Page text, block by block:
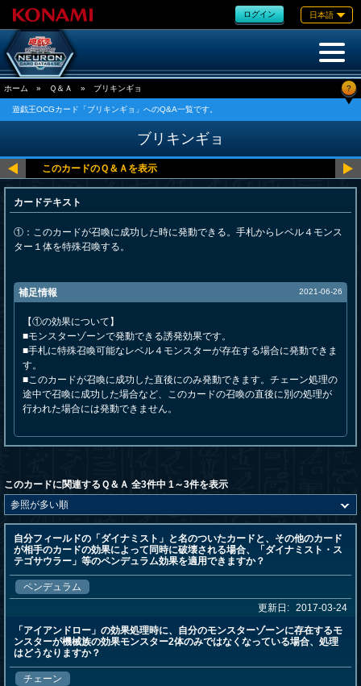
ログイン 日本語
ホーム » Ｑ＆Ａ » ブリキンギョ ?
遊戯王OCGカード「ブリキンギョ」へのQ&A一覧です。
ブリキンギョ
カードテキスト
①：このカードが召喚に成功した時に発動できる。手札からレベル４モンス
ター１体を特殊召喚する。
補足情報 2021-06-26
【①の効果について】
■モンスターゾーンで発動できる誘発効果です。
■手札に特殊召喚可能なレベル４モンスターが存在する場合に発動できま
す。
■このカードが召喚に成功した直後にのみ発動できます。チェーン処理の
途中で召喚に成功した場合など、このカードの召喚の直後に別の処理が
行われた場合には発動できません。
このカードに関連するＱ＆Ａ 全3件中 1～3件を表示
自分フィールドの「ダイナミスト」と名のついたカードと、その他のカード
が相手のカードの効果によって同時に破壊される場合、「ダイナミスト・ス
テゴサウラー」等のペンデュラム効果を適用できますか？
ペンデュラム
更新日: 2017-03-24
「アイアンドロー」の効果処理時に、自分のモンスターゾーンに存在するモ
ンスターが機械族の効果モンスター2体のみではなくなっている場合、処理
はどうなりますか？
チェーン